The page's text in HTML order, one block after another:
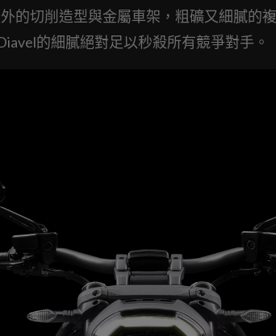
的切削造型與金屬車架，粗礦又細膩的
的細膩絕對足以秒殺所有競爭對手。